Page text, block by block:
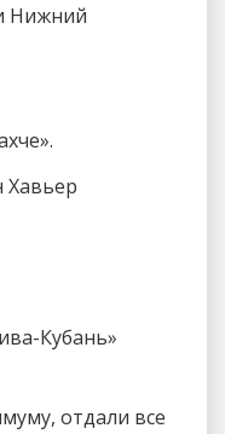
Нижний
Кубань»
отдали все